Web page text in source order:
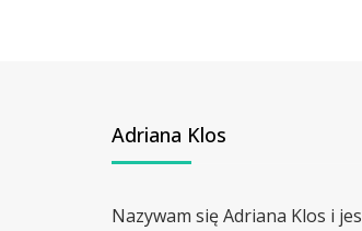
Adriana Klos
Nazywam się Adriana Klos i